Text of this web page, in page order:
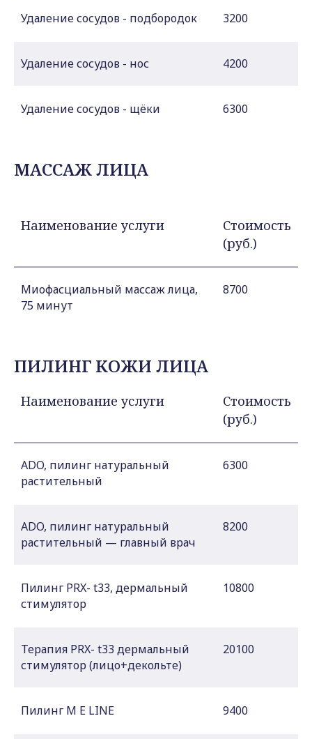
Удаление сосудов - подбородок 3200
Удаление сосудов - нос 4200
Удаление сосудов - щёки 6300
МАССАЖ ЛИЦА
Наименование услуги
Стоимость
(руб.)
Миофасциальный массаж лица,
75 минут
8700
ПИЛИНГ КОЖИ ЛИЦА
Наименование услуги
Стоимость
(руб.)
ADO, пилинг натуральный
растительный
6300
ADO, пилинг натуральный
растительный — главный врач
8200
Пилинг PRX- t33, дермальный
стимулятор
10800
Терапия PRX- t33 дермальный
стимулятор (лицо+декольте)
20100
Пилинг M E LINE 9400